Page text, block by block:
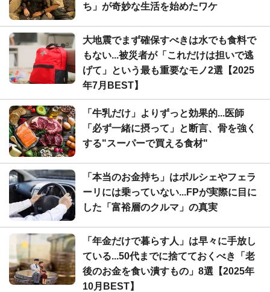
ち」が奇妙な生活を始めたワケ
大地震でまず確保すべきは水でも食料で
もない...被災者が「これだけは担いで逃
げて」という最も重要なモノ2選【2025
年7月BEST】
「牛乳だけ」よりずっと効果的...医師
「必ず一緒に摂って」と断言、骨を強く
する"スーパーで買える食材"
「本当のお金持ち」はポルシェやフェラ
ーリには乗っていない...FPが実際に目に
した「富裕層のクルマ」の真実
「年金だけで暮らす人」は早々に手放し
ている...50代までに捨てておくべき「老
後のお金を食い潰すもの」8選【2025年
10月BEST】